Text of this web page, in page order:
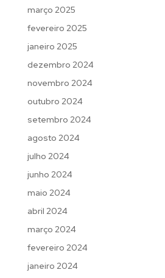
março 2025
fevereiro 2025
janeiro 2025
dezembro 2024
novembro 2024
outubro 2024
setembro 2024
agosto 2024
julho 2024
junho 2024
maio 2024
abril 2024
março 2024
fevereiro 2024
janeiro 2024